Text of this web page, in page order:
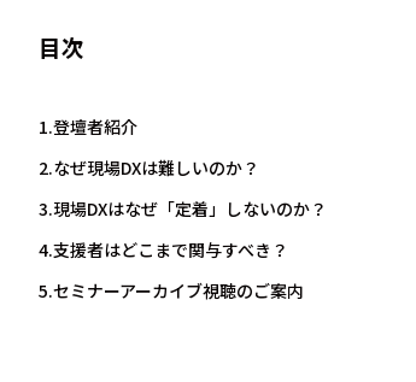
目次
1.登壇者紹介
2.なぜ現場DXは難しいのか？
3.現場DXはなぜ「定着」しないのか？
4.支援者はどこまで関与すべき？
5.セミナーアーカイブ視聴のご案内